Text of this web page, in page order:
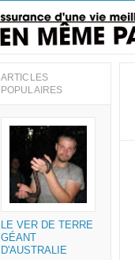
ARTICLES
POPULAIRES
LE VER DE TERRE
GÉANT
D'AUSTRALIE